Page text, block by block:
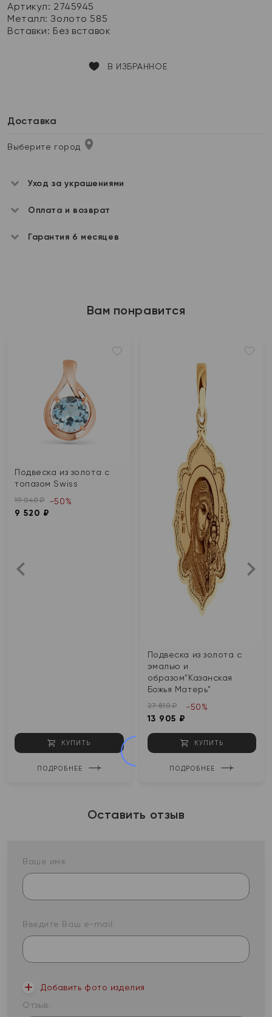
Артикул: 2745945
Металл:Золото 585
Вставки: Без вставок
В ИЗБРАННОЕ
Доставка
Выберите город
Уход за украшениями
Оплата и возврат
Гарантия 6 месяцев
Вам понравится
Подвеска из золота с
топазом Swiss
19 040 ₽
9 520 ₽
-50%
КУПИТЬ
ПОДРОБНЕЕ
Подвеска из золота с
эмалью и
образом"Казанская
Божья Матерь"
27 810 ₽
13 905 ₽
-50%
КУПИТЬ
ПОДРОБНЕЕ
Оставить отзыв
Ваше имя:
Введите Ваш e-mail:
Добавить фото изделия
Отзыв: